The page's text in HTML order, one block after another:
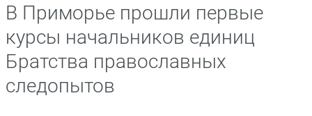
В Приморье прошли первые
курсы начальников единиц
Братства православных
следопытов